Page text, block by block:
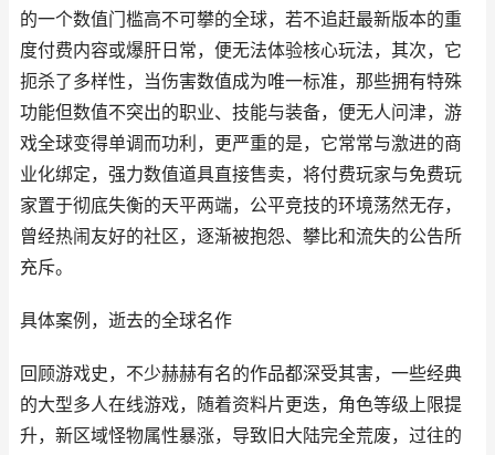
的一个数值门槛高不可攀的全球，若不追赶最新版本的重
度付费内容或爆肝日常，便无法体验核心玩法，其次，它
扼杀了多样性，当伤害数值成为唯一标准，那些拥有特殊
功能但数值不突出的职业、技能与装备，便无人问津，游
戏全球变得单调而功利，更严重的是，它常常与激进的商
业化绑定，强力数值道具直接售卖，将付费玩家与免费玩
家置于彻底失衡的天平两端，公平竞技的环境荡然无存，
曾经热闹友好的社区，逐渐被抱怨、攀比和流失的公告所
充斥。
具体案例，逝去的全球名作
回顾游戏史，不少赫赫有名的作品都深受其害，一些经典
的大型多人在线游戏，随着资料片更迭，角色等级上限提
升，新区域怪物属性暴涨，导致旧大陆完全荒废，过往的